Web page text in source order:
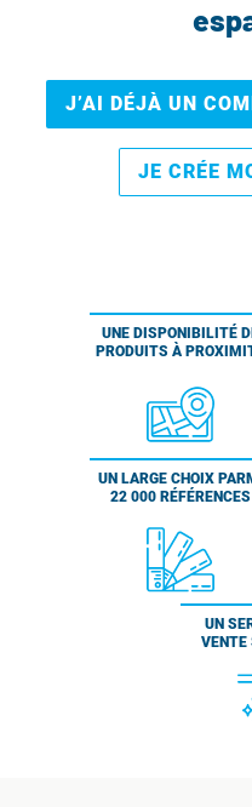
J’AI DÉJÀ UN
JE CRÉE
UNE DISPONIBILITÉ
PRODUITS À
UN LARGE CHOIX
22 000 RÉFÉRENCES
UN
VENTE